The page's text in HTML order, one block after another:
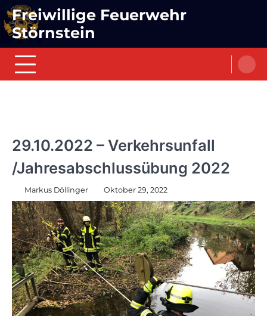
Skip
to
content
Freiwillige Feuerwehr
Störnstein
29.10.2022 – Verkehrsunfall
/Jahresabschlussübung 2022
Markus Döllinger Oktober 29, 2022